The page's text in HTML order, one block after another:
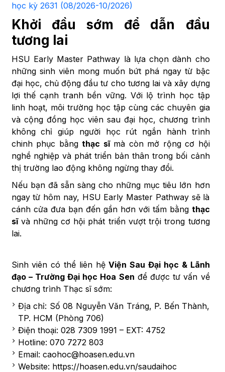
học kỳ 2631 (08/2026-10/2026)
Khởi đầu sớm để dẫn đầu
tương lai
HSU Early Master Pathway là lựa chọn dành cho
những sinh viên mong muốn bứt phá ngay từ bậc
đại học, chủ động đầu tư cho tương lai và xây dựng
lợi thế cạnh tranh bền vững. Với lộ trình học tập
linh hoạt, môi trường học tập cùng các chuyên gia
và cộng đồng học viên sau đại học, chương trình
không chỉ giúp người học rút ngắn hành trình
chinh phục bằng thạc sĩmà còn mở rộng cơ hội
nghề nghiệp và phát triển bản thân trong bối cảnh
thị trường lao động không ngừng thay đổi.
Nếu bạn đã sẵn sàng cho những mục tiêu lớn hơn
ngay từ hôm nay, HSU Early Master Pathway sẽ là
cánh cửa đưa bạn đến gần hơn với tấm bằng thạc
sĩvà những cơ hội phát triển vượt trội trong tương
lai.
Sinh viên có thể liên hệViện Sau Đại học & Lãnh
đạo – Trường Đại học Hoa Sen để được tư vấn về
chương trình Thạc sĩ sớm:
Địa chỉ: Số 08 Nguyễn Văn Tráng, P. Bến Thành,
TP. HCM (Phòng 706)
Điện thoại: 028 7309 1991 – EXT: 4752
Hotline: 070 7272 803
Email: caohoc@hoasen.edu.vn
Website: https://hoasen.edu.vn/saudaihoc